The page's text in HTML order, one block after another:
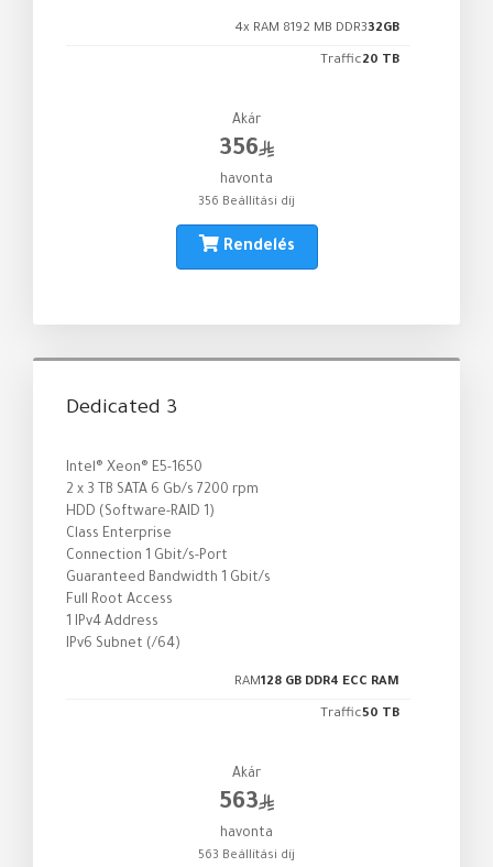
4x RAM 8192 MB DDR332GB
Traffic20 TB
Akár
356
havonta
356 Beállítási díj
Rendelés
Dedicated 3
Intel® Xeon® E5-1650
2 x 3 TB SATA 6 Gb/s 7200 rpm
HDD (Software-RAID 1)
Class Enterprise
Connection 1 Gbit/s-Port
Guaranteed Bandwidth 1 Gbit/s
Full Root Access
1 IPv4 Address
IPv6 Subnet (/64)
RAM128 GB DDR4 ECC RAM
Traffic50 TB
Akár
563
havonta
563 Beállítási díj